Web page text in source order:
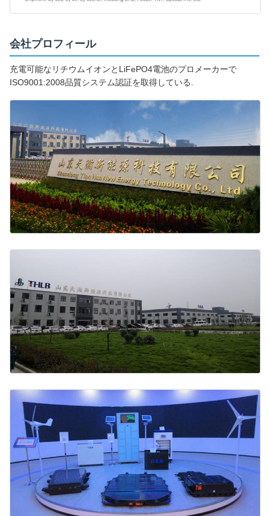
会社プロフィール
充電可能なリチウムイオンとLiFePO4電池のプロメーカーで
ISO9001:2008品質システム認証を取得している.